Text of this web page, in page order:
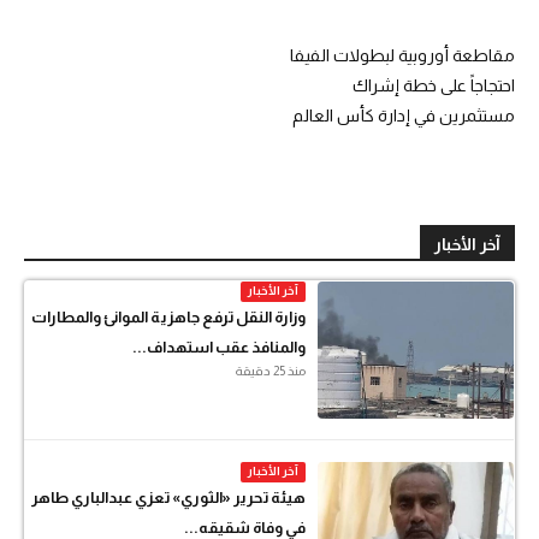
مقاطعة أوروبية لبطولات الفيفا
احتجاجاً على خطة إشراك
مستثمرين في إدارة كأس العالم
آخر الأخبار
آخر الأخبار
وزارة النقل ترفع جاهزية الموانئ والمطارات
والمنافذ عقب استهداف...
منذ 25 دقيقة
آخر الأخبار
هيئة تحرير «الثوري» تعزي عبدالباري طاهر
في وفاة شقيقه...